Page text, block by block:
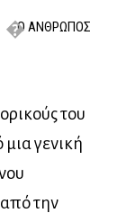
Ο ΑΝΘΡΩΠΟΣ
του
μια γενική
από την